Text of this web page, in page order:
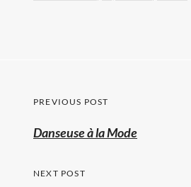
Navigation
de
PREVIOUS POST
Previous
Danseuse à la Mode
NEXT POST